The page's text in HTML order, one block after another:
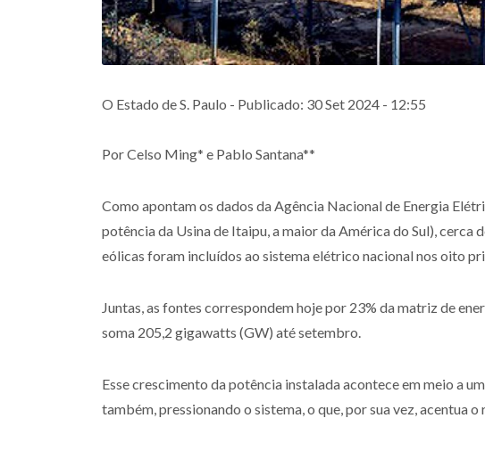
O Estado de S. Paulo - Publicado: 30 Set 2024 - 12:55
Por Celso Ming* e Pablo Santana**
Como apontam os dados da Agência Nacional de Energia
potência da Usina de Itaipu, a maior da América do Sul),
eólicas foram incluídos ao sistema elétrico nacional nos oito
Juntas, as fontes correspondem hoje por 23% da matriz de
soma 205,2 gigawatts (GW) até setembro.
Esse crescimento da potência instalada acontece em meio a
também, pressionando o sistema, o que, por sua vez, acentua